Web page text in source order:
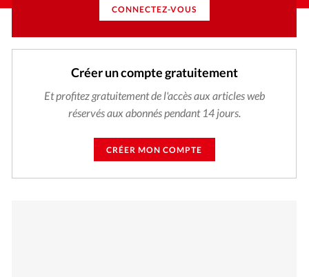
CONNECTEZ-VOUS
Créer un compte gratuitement
Et profitez gratuitement de l'accès aux articles web
réservés aux abonnés pendant 14 jours.
CRÉER MON COMPTE